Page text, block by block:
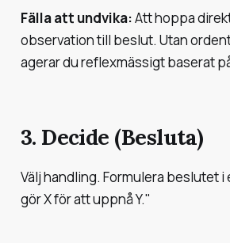
Fälla att undvika:Att hoppa
observation till beslut. Utan
agerar du reflexmässigt baserat
3. Decide (Besluta)
Välj handling. Formulera beslutet i
gör X för att uppnå Y."